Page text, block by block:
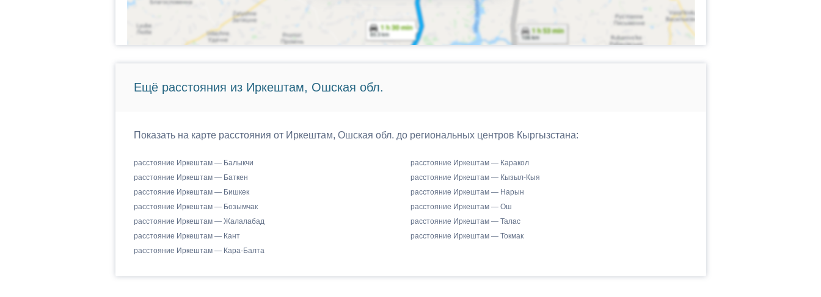
Ещё расстояния из Иркештам, Ошская обл.
Показать на карте расстояния от Иркештам, Ошская обл. до региональных центров Кыргызстана:
расстояние Иркештам — Балыкчи
расстояние Иркештам — Баткен
расстояние Иркештам — Бишкек
расстояние Иркештам — Бозымчак
расстояние Иркештам — Жалалабад
расстояние Иркештам — Кант
расстояние Иркештам — Кара-Балта
расстояние Иркештам — Каракол
расстояние Иркештам — Кызыл-Кыя
расстояние Иркештам — Нарын
расстояние Иркештам — Ош
расстояние Иркештам — Талас
расстояние Иркештам — Токмак